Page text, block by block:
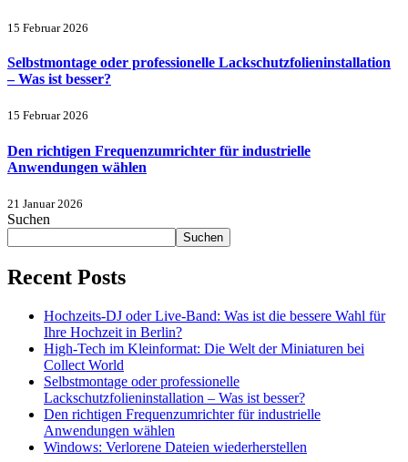
15 Februar 2026
Selbstmontage oder professionelle Lackschutzfolieninstallation
– Was ist besser?
15 Februar 2026
Den richtigen Frequenzumrichter für industrielle
Anwendungen wählen
21 Januar 2026
Suchen
Suchen
Recent Posts
Hochzeits-DJ oder Live-Band: Was ist die bessere Wahl für
Ihre Hochzeit in Berlin?
High-Tech im Kleinformat: Die Welt der Miniaturen bei
Collect World
Selbstmontage oder professionelle
Lackschutzfolieninstallation – Was ist besser?
Den richtigen Frequenzumrichter für industrielle
Anwendungen wählen
Windows: Verlorene Dateien wiederherstellen